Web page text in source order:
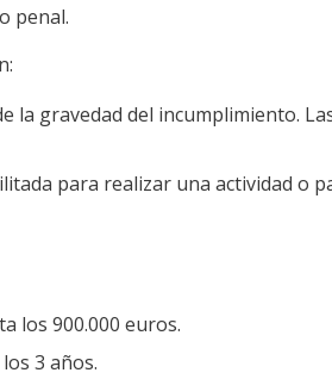
penal.
la gravedad del incumplimiento.
para realizar una actividad o
los 900.000 euros.
3 años.